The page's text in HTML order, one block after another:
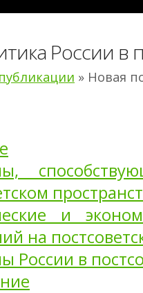
России в
» Новая
и
на
России в